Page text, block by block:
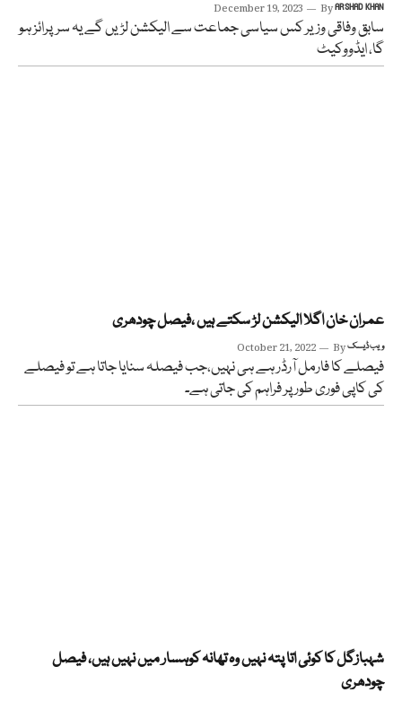
December 19, 2023 ByARSHAD KHAN
سابق وفاقی وزیر کس سیاسی جماعت سے الیکشن لڑیں گے یہ سرپرائز ہو
گا، ایڈووکیٹ
عمران خان اگلا الیکشن لڑ سکتے ہیں ،فیصل چودھری
October 21, 2022 Byویب ڈیسک
فیصلے کا فارمل آرڈر ہے ہی نہیں،جب فیصلہ سنایا جاتا ہے تو فیصلے
کی کاپی فوری طور پر فراہم کی جاتی ہے۔
شہبازگل کا کوئی اتا پتہ نہیں وہ تھانہ کوہسار میں نہیں ہیں، فیصل
چودھری